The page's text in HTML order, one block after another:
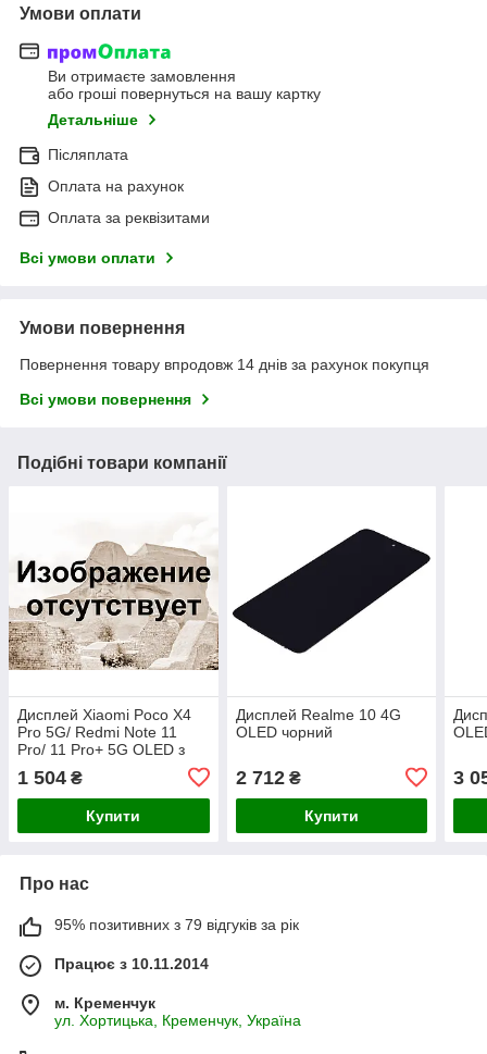
Умови оплати
Ви отримаєте замовлення
або гроші повернуться на вашу картку
Детальніше
Післяплата
Оплата на рахунок
Оплата за реквізитами
Всі умови оплати
Умови повернення
Повернення товару впродовж 14 днів за рахунок покупця
Всі умови повернення
Подібні товари компанії
Дисплей Xiaomi Poco X4
Pro 5G/ Redmi Note 11
Pro/ 11 Pro+ 5G OLED з
1 504 ₴
Купити
Дисплей Realme 10 4G
OLED чорний
2 712₴
Купити
3
Про нас
95% позитивних з 79 відгуків за рік
Працює з 10.11.2014
м. Кременчук
ул. Хортицька, Кременчук, Україна